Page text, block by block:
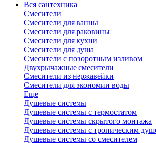
Вся сантехника
Смесители
Смесители для ванны
Смесители для раковины
Смесители для кухни
Смесители для душа
Смесители с поворотным изливом
Двухрычажные смесители
Смесители из нержавейки
Смесители для экономии воды
Еще
Душевые системы
Душевые системы с термостатом
Душевые системы скрытого монтажа
Душевые системы с тропическим
Душевые системы со смесителем